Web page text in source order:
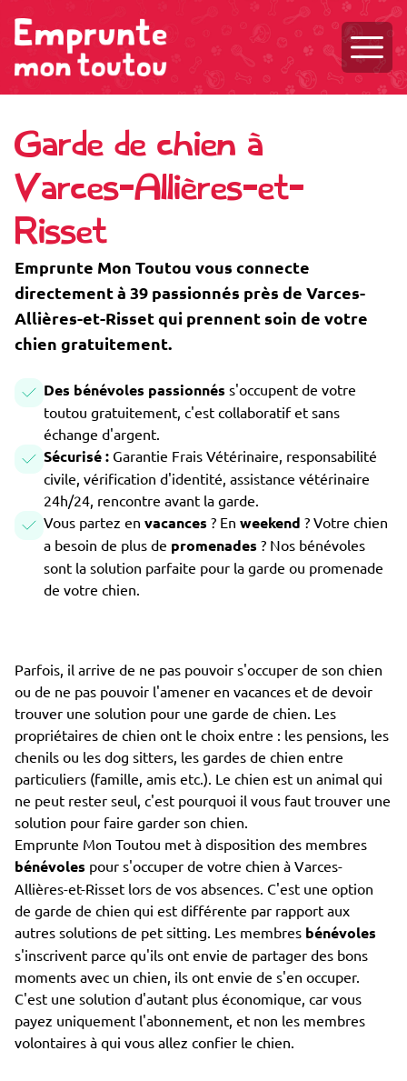
Garde de chien à
Varces-Allières-et-
Risset
Emprunte Mon Toutou vous connecte
directement à 39 passionnés près de Varces-
Allières-et-Risset qui prennent soin de votre
chien gratuitement.
Des bénévoles passionnés s'occupent de votre
toutou gratuitement, c'est collaboratif et sans
échange d'argent.
Sécurisé : Garantie Frais Vétérinaire, responsabilité
civile, vérification d'identité, assistance vétérinaire
24h/24, rencontre avant la garde.
Vous partez en vacances ? En weekend ? Votre chien
a besoin de plus de promenades ? Nos bénévoles
sont la solution parfaite pour la garde ou promenade
de votre chien.
Parfois, il arrive de ne pas pouvoir s'occuper de son chien
ou de ne pas pouvoir l'amener en vacances et de devoir
trouver une solution pour une garde de chien. Les
propriétaires de chien ont le choix entre : les pensions, les
chenils ou les dog sitters, les gardes de chien entre
particuliers (famille, amis etc.). Le chien est un animal qui
ne peut rester seul, c'est pourquoi il vous faut trouver une
solution pour faire garder son chien.
Emprunte Mon Toutou met à disposition des membres
bénévoles pour s'occuper de votre chien à Varces-
Allières-et-Risset lors de vos absences. C'est une option
de garde de chien qui est différente par rapport aux
autres solutions de pet sitting. Les membres bénévoles
s'inscrivent parce qu'ils ont envie de partager des bons
moments avec un chien, ils ont envie de s'en occuper.
C'est une solution d'autant plus économique, car vous
payez uniquement l'abonnement, et non les membres
volontaires à qui vous allez confier le chien.